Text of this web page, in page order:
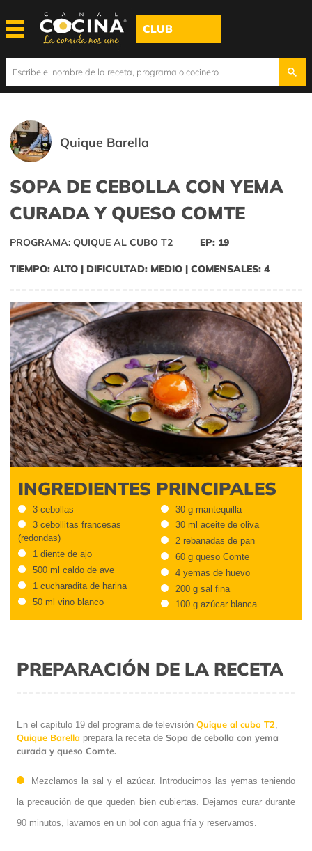
CLUB
Quique Barella
SOPA DE CEBOLLA CON YEMA
CURADA Y QUESO COMTE
PROGRAMA: QUIQUE AL CUBO T2 EP: 19
TIEMPO: ALTO | DIFICULTAD: MEDIO | COMENSALES: 4
INGREDIENTES PRINCIPALES
3 cebollas
3 cebollitas francesas
(redondas)
1 diente de ajo
500 ml caldo de ave
1 cucharadita de harina
50 ml vino blanco
30 g mantequilla
30 ml aceite de oliva
2 rebanadas de pan
60 g queso Comte
4 yemas de huevo
200 g sal fina
100 g azúcar blanca
PREPARACIÓN DE LA RECETA
En el capítulo 19 del programa de televisión Quique al cubo T2,
Quique Barella prepara la receta de Sopa de cebolla con yema
curada y queso Comte.
Mezclamos la sal y el azúcar. Introducimos las yemas teniendo
la precaución de que queden bien cubiertas. Dejamos curar durante
90 minutos, lavamos en un bol con agua fría y reservamos.